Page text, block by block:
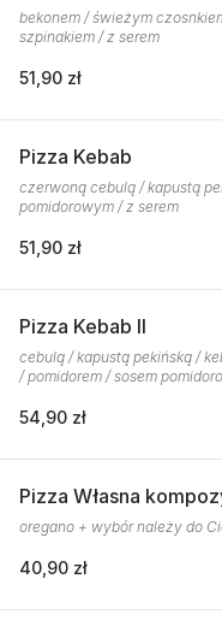
bekonem / świeżym
szpinakiem / z serem
51,90 zł
Pizza Kebab
czerwoną cebulą / kapustą
pomidorowym / z serem
51,90 zł
Pizza Kebab II
cebulą / kapustą pekińską /
/ pomidorem / sosem
54,90 zł
Pizza Własna
oregano + wybór należy do
40,90 zł